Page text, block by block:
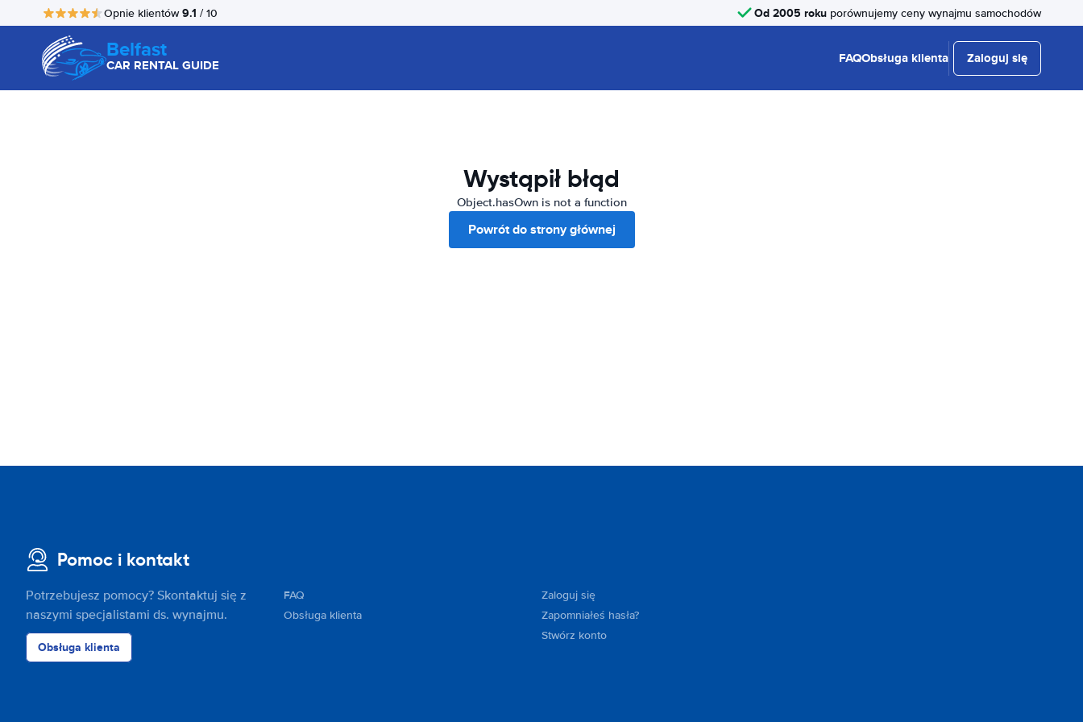
Opnie klientów9.1 / 10 Od 2005 roku porównujemy ceny wynajmu samochodów
Belfast
CAR RENTAL GUIDE FAQObsługa klienta Zaloguj się
Wystąpił błąd
Object.hasOwn is not a function
Powrót do strony głównej
Pomoc i kontakt
Potrzebujesz pomocy? Skontaktuj się z
naszymi specjalistami ds. wynajmu.
Obsługa klienta
FAQ
Obsługa klienta
Zaloguj się
Zapomniałeś hasła?
Stwórz konto